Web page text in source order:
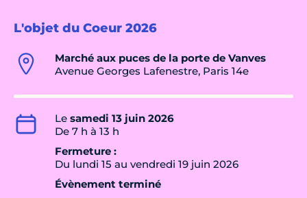
L'objet du Coeur 2026
Marché aux puces de la porte de Vanves
Avenue Georges Lafenestre, Paris 14e
Le samedi 13 juin 2026
De 7 h à 13 h
Fermeture :
Du lundi 15 au vendredi 19 juin 2026
Évènement terminé